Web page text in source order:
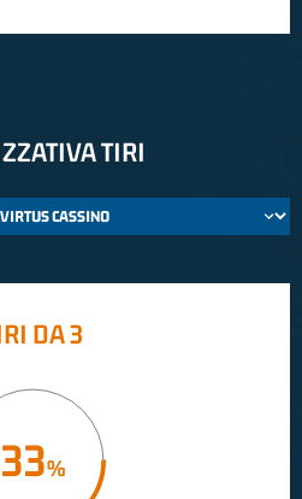
TIRI
DA 3
33